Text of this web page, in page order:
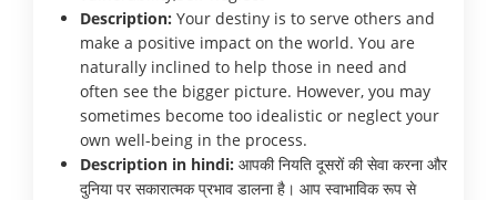
Description: Your destiny is to serve others and
make a positive impact on the world. You are
naturally inclined to help those in need and
often see the bigger picture. However, you may
sometimes become too idealistic or neglect your
own well-being in the process.
Description in hindi: आपकी नियति दूसरों की सेवा करना और
दुनिया पर सकारात्मक प्रभाव डालना है। आप स्वाभाविक रूप से